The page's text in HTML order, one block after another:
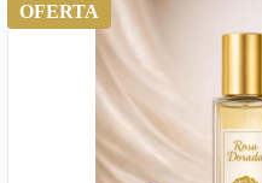
OFERTA